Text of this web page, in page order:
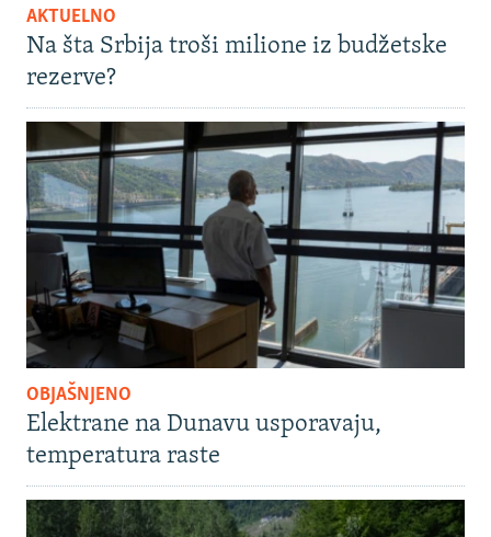
AKTUELNO
Na šta Srbija troši milione iz budžetske
rezerve?
OBJAŠNJENO
Elektrane na Dunavu usporavaju,
temperatura raste